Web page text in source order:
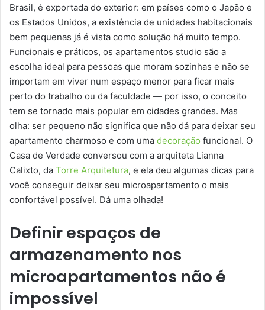
Brasil, é exportada do exterior: em países como o Japão e
os Estados Unidos, a existência de unidades habitacionais
bem pequenas já é vista como solução há muito tempo.
Funcionais e práticos, os apartamentos studio são a
escolha ideal para pessoas que moram sozinhas e não se
importam em viver num espaço menor para ficar mais
perto do trabalho ou da faculdade — por isso, o conceito
tem se tornado mais popular em cidades grandes. Mas
olha: ser pequeno não significa que não dá para deixar seu
apartamento charmoso e com uma decoração funcional. O
Casa de Verdade conversou com a arquiteta Lianna
Calixto, da Torre Arquitetura, e ela deu algumas dicas para
você conseguir deixar seu microapartamento o mais
confortável possível. Dá uma olhada!
Definir espaços de
armazenamento nos
microapartamentos não é
impossível